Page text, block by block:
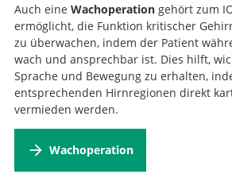
Auch eine Wachoperation gehört zum
ermöglicht, die Funktion kritischer
zu überwachen, indem der Patient
wach und ansprechbar ist. Dies hilft,
Sprache und Bewegung zu erhalten,
entsprechenden Hirnregionen direkt
vermieden werden.
Wachoperation